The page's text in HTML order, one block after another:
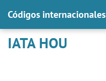
Códigos internacionales
IATA HOU